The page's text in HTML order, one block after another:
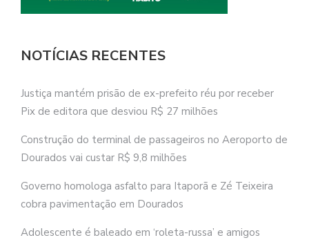
NOTÍCIAS RECENTES
Justiça mantém prisão de ex-prefeito réu por receber
Pix de editora que desviou R$ 27 milhões
Construção do terminal de passageiros no Aeroporto de
Dourados vai custar R$ 9,8 milhões
Governo homologa asfalto para Itaporã e Zé Teixeira
cobra pavimentação em Dourados
Adolescente é baleado em ‘roleta-russa’ e amigos